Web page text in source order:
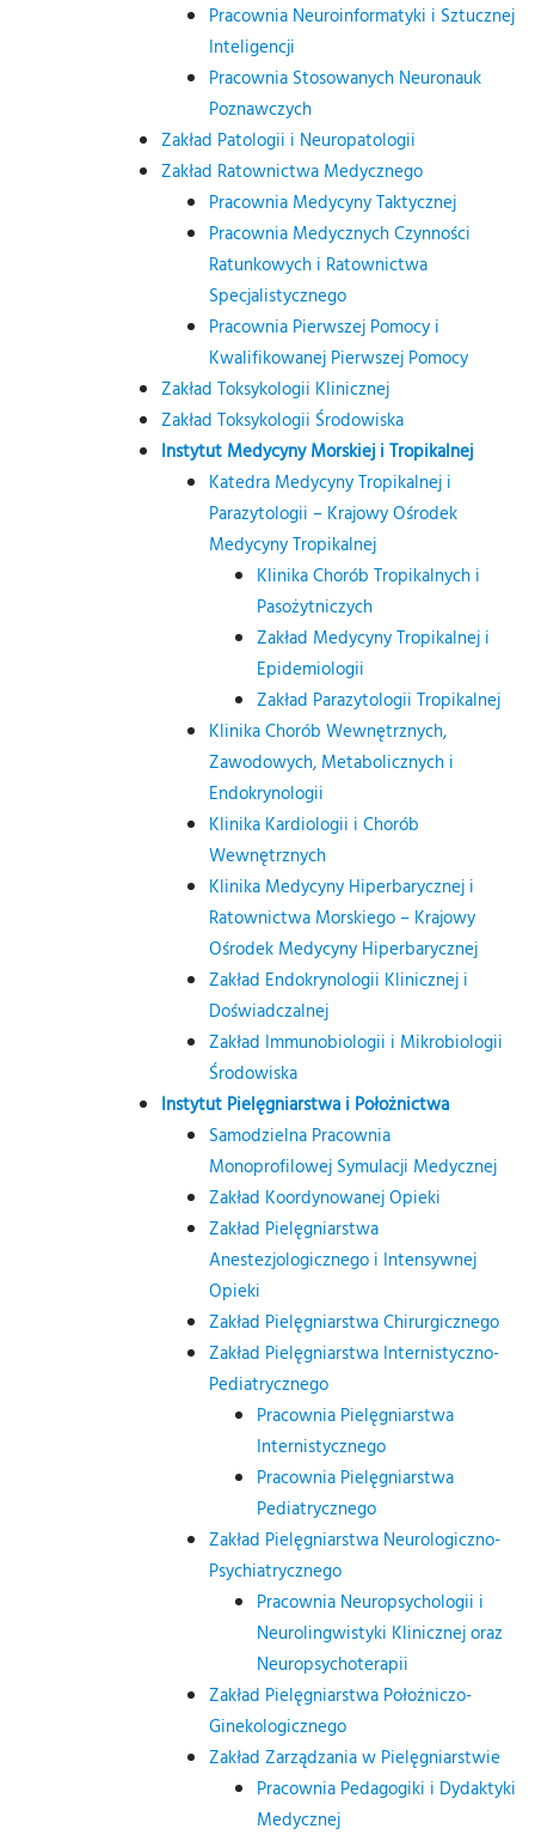
Pracownia Neuroinformatyki i Sztucznej
Inteligencji
Pracownia Stosowanych Neuronauk
Poznawczych
Zakład Patologii i Neuropatologii
Zakład Ratownictwa Medycznego
Pracownia Medycyny Taktycznej
Pracownia Medycznych Czynności
Ratunkowych i Ratownictwa
Specjalistycznego
Pracownia Pierwszej Pomocy i
Kwalifikowanej Pierwszej Pomocy
Zakład Toksykologii Klinicznej
Zakład Toksykologii Środowiska
Instytut Medycyny Morskiej i Tropikalnej
Katedra Medycyny Tropikalnej i
Parazytologii – Krajowy Ośrodek
Medycyny Tropikalnej
Klinika Chorób Tropikalnych i
Pasożytniczych
Zakład Medycyny Tropikalnej i
Epidemiologii
Zakład Parazytologii Tropikalnej
Klinika Chorób Wewnętrznych,
Zawodowych, Metabolicznych i
Endokrynologii
Klinika Kardiologii i Chorób
Wewnętrznych
Klinika Medycyny Hiperbarycznej i
Ratownictwa Morskiego – Krajowy
Ośrodek Medycyny Hiperbarycznej
Zakład Endokrynologii Klinicznej i
Doświadczalnej
Zakład Immunobiologii i Mikrobiologii
Środowiska
Instytut Pielęgniarstwa i Położnictwa
Samodzielna Pracownia
Monoprofilowej Symulacji Medycznej
Zakład Koordynowanej Opieki
Zakład Pielęgniarstwa
Anestezjologicznego i Intensywnej
Opieki
Zakład Pielęgniarstwa Chirurgicznego
Zakład Pielęgniarstwa Internistyczno-
Pediatrycznego
Pracownia Pielęgniarstwa
Internistycznego
Pracownia Pielęgniarstwa
Pediatrycznego
Zakład Pielęgniarstwa Neurologiczno-
Psychiatrycznego
Pracownia Neuropsychologii i
Neurolingwistyki Klinicznej oraz
Neuropsychoterapii
Zakład Pielęgniarstwa Położniczo-
Ginekologicznego
Zakład Zarządzania w Pielęgniarstwie
Pracownia Pedagogiki i Dydaktyki
Medycznej